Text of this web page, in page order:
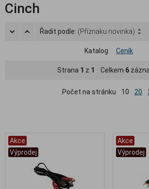
Cinch
Řadit podle: (Příznaku novinka)
Katalog Ceník
Strana 1 z 1 Celkem 6
Počet na stránku 10 20
Akce
Výprodej
Akce
Výprodej